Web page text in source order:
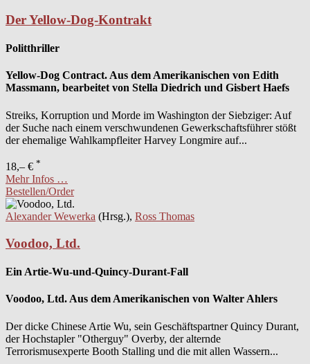
Der Yellow-Dog-Kontrakt
Politthriller
Yellow-Dog Contract. Aus dem Amerikanischen von Edith
Massmann, bearbeitet von Stella Diedrich und Gisbert Haefs
Streiks, Korruption und Morde im Washington der Siebziger: Auf
der Suche nach einem verschwundenen Gewerkschaftsführer stößt
der ehemalige Wahlkampfleiter Harvey Longmire auf...
18,– € *
Mehr Infos …
Bestellen/Order
Alexander Wewerka (Hrsg.), Ross Thomas
Voodoo, Ltd.
Ein Artie-Wu-und-Quincy-Durant-Fall
Voodoo, Ltd. Aus dem Amerikanischen von Walter Ahlers
Der dicke Chinese Artie Wu, sein Geschäftspartner Quincy Durant,
der Hochstapler "Otherguy" Overby, der alternde
Terrorismusexperte Booth Stalling und die mit allen Wassern...